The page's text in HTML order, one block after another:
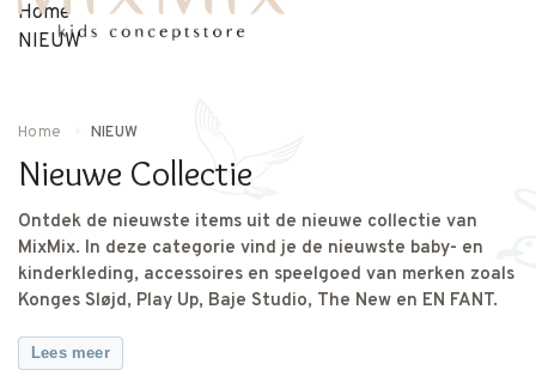
Home
NIEUW
Home NIEUW
Nieuwe Collectie
Ontdek de nieuwste items uit de nieuwe collectie van
MixMix. In deze categorie vind je de nieuwste baby- en
kinderkleding, accessoires en speelgoed van merken zoals
Konges Sløjd, Play Up, Baje Studio, The New en EN FANT.
Lees meer